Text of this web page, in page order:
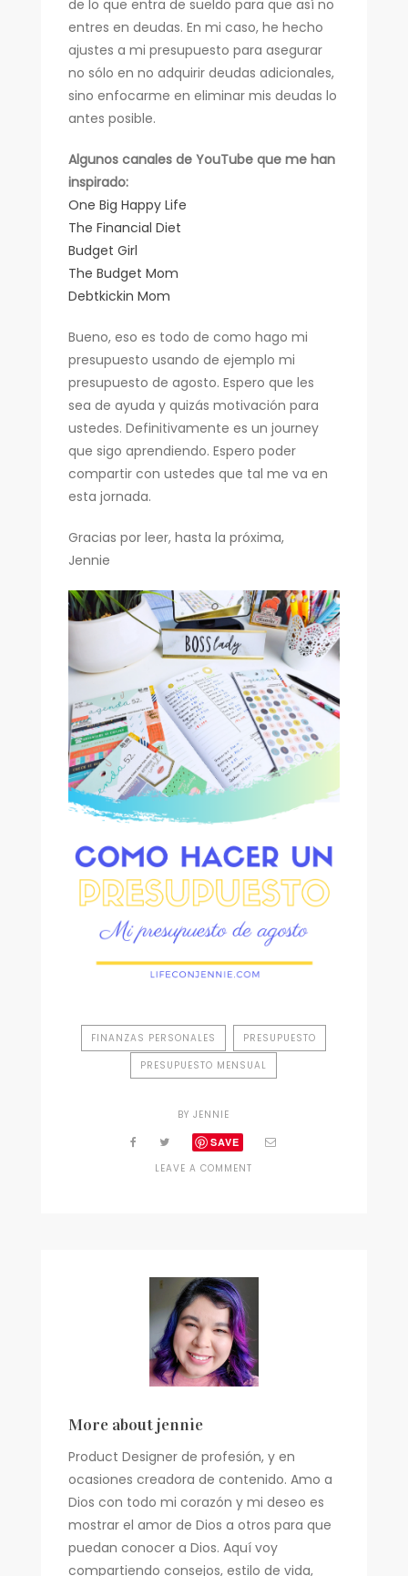
de lo que entra de sueldo para que así no
entres en deudas. En mi caso, he hecho
ajustes a mi presupuesto para asegurar
no sólo en no adquirir deudas adicionales,
sino enfocarme en eliminar mis deudas lo
antes posible.
Algunos canales de YouTube que me han
inspirado:
One Big Happy Life
The Financial Diet
Budget Girl
The Budget Mom
Debtkickin Mom
Bueno, eso es todo de como hago mi
presupuesto usando de ejemplo mi
presupuesto de agosto. Espero que les
sea de ayuda y quizás motivación para
ustedes. Definitivamente es un journey
que sigo aprendiendo. Espero poder
compartir con ustedes que tal me va en
esta jornada.
Gracias por leer, hasta la próxima,
Jennie
FINANZAS PERSONALES
PRESUPUESTO
PRESUPUESTO MENSUAL
BYJENNIE
SAVE
LEAVE A COMMENT
More aboutjennie
Product Designer de profesión, y en
ocasiones creadora de contenido. Amo a
Dios con todo mi corazón y mi deseo es
mostrar el amor de Dios a otros para que
puedan conocer a Dios. Aquí voy
compartiendo consejos, estilo de vida,